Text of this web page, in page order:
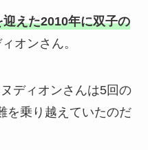
迎えた2010年に双子の
オンさん。
ディオンさんは5回の
を乗り越えていたのだ